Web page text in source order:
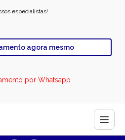
especialistas!
agora mesmo
por Whatsapp